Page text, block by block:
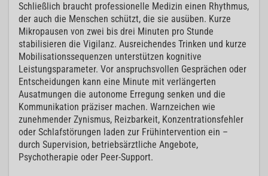
Schließlich braucht professionelle Medizin einen Rhythmus,
der auch die Menschen schützt, die sie ausüben. Kurze
Mikropausen von zwei bis drei Minuten pro Stunde
stabilisieren die Vigilanz. Ausreichendes Trinken und kurze
Mobilisationssequenzen unterstützen kognitive
Leistungsparameter. Vor anspruchsvollen Gesprächen oder
Entscheidungen kann eine Minute mit verlängerten
Ausatmungen die autonome Erregung senken und die
Kommunikation präziser machen. Warnzeichen wie
zunehmender Zynismus, Reizbarkeit, Konzentrationsfehler
oder Schlafstörungen laden zur Frühintervention ein –
durch Supervision, betriebsärztliche Angebote,
Psychotherapie oder Peer-Support.